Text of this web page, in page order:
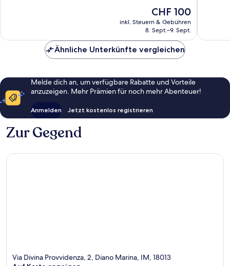
Der
Preis
beträgt
CHF 100
inkl. Steuern & Gebühren
8. Sept.–9. Sept.
Ähnliche Unterkünfte vergleichen
Melde dich an, um verfügbare Rabatte und Vorteile
anzuzeigen. Mehr Prämien für noch mehr Abenteuer!
Anmelden Jetzt kostenlos registrieren
Zur Gegend
Via Divina Provvidenza, 2, Diano Marina, IM, 18013